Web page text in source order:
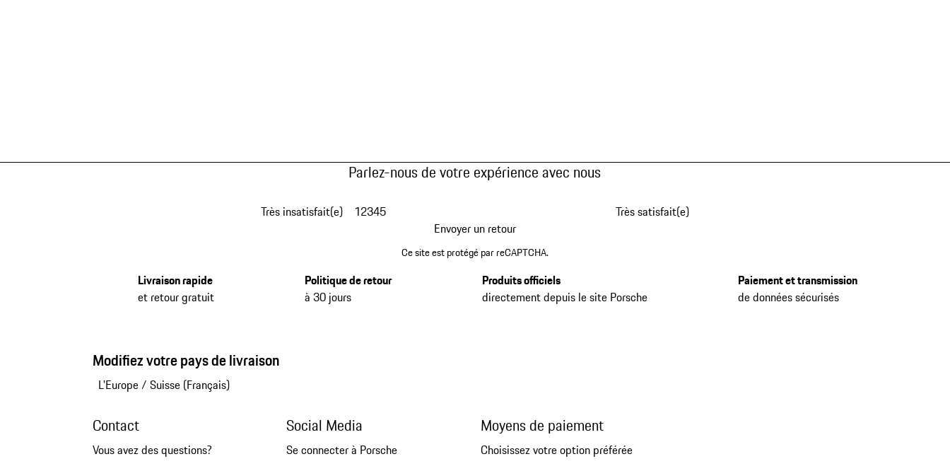
Parlez-nous de votre expérience avec nous
Très insatisfait(e) 12345
Très satisfait(e)
Envoyer un retour
Ce site est protégé par reCAPTCHA.
Livraison rapide
et retour gratuit
Politique de retour
à 30 jours
Produits officiels
directement depuis le site Porsche
Paiement et transmission
de données sécurisés
Modifiez votre pays de livraison
L'Europe/ Suisse (Français)
Contact
Vous avez des questions?
Social Media
Se connecter à Porsche
Moyens de paiement
Choisissez votre option préférée